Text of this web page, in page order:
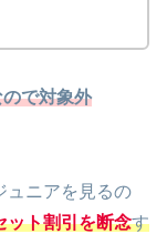
で対象外
ュニアを見るの
ット割引を断念す